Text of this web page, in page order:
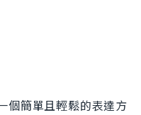
簡單且輕鬆的表達方